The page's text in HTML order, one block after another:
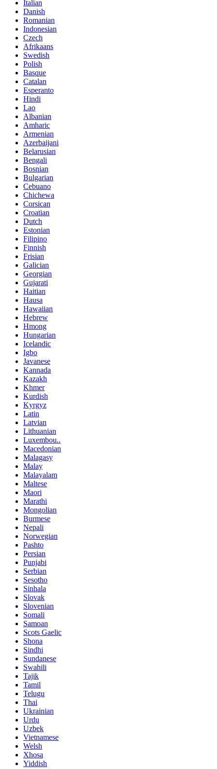
Italian
Danish
Romanian
Indonesian
Czech
Afrikaans
Swedish
Polish
Basque
Catalan
Esperanto
Hindi
Lao
Albanian
Amharic
Armenian
Azerbaijani
Belarusian
Bengali
Bosnian
Bulgarian
Cebuano
Chichewa
Corsican
Croatian
Dutch
Estonian
Filipino
Finnish
Frisian
Galician
Georgian
Gujarati
Haitian
Hausa
Hawaiian
Hebrew
Hmong
Hungarian
Icelandic
Igbo
Javanese
Kannada
Kazakh
Khmer
Kurdish
Kyrgyz
Latin
Latvian
Lithuanian
Luxembou..
Macedonian
Malagasy
Malay
Malayalam
Maltese
Maori
Marathi
Mongolian
Burmese
Nepali
Norwegian
Pashto
Persian
Punjabi
Serbian
Sesotho
Sinhala
Slovak
Slovenian
Somali
Samoan
Scots Gaelic
Shona
Sindhi
Sundanese
Swahili
Tajik
Tamil
Telugu
Thai
Ukrainian
Urdu
Uzbek
Vietnamese
Welsh
Xhosa
Yiddish